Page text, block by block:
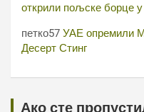
открили пољске борце
петко57 УАЕ опремили
Десерт Стинг
Ако сте